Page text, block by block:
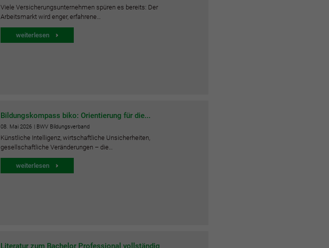
Viele Versicherungsunternehmen spüren es bereits: Der
Arbeitsmarkt wird enger, erfahrene…
weiterlesen
Bildungskompass biko: Orientierung für die...
08. Mai 2026 | BWV Bildungsverband
Künstliche Intelligenz, wirtschaftliche Unsicherheiten,
gesellschaftliche Veränderungen – die…
weiterlesen
Literatur zum Bachelor Professional vollständig